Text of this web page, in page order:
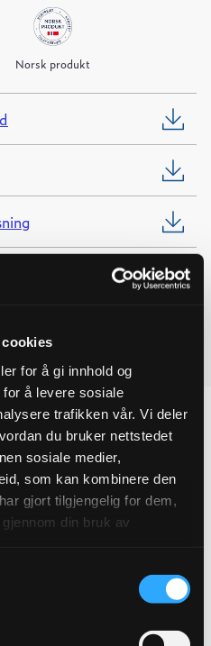
for å gi innhold og
å levere sosiale
trafikken vår. Vi deler
du bruker nettstedet
sosiale medier,
som kan kombinere den
gjort tilgjengelig for dem,
din bruk av
Norsk produkt